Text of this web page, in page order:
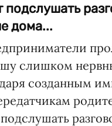
подслушать
дома...
слишком
созданным